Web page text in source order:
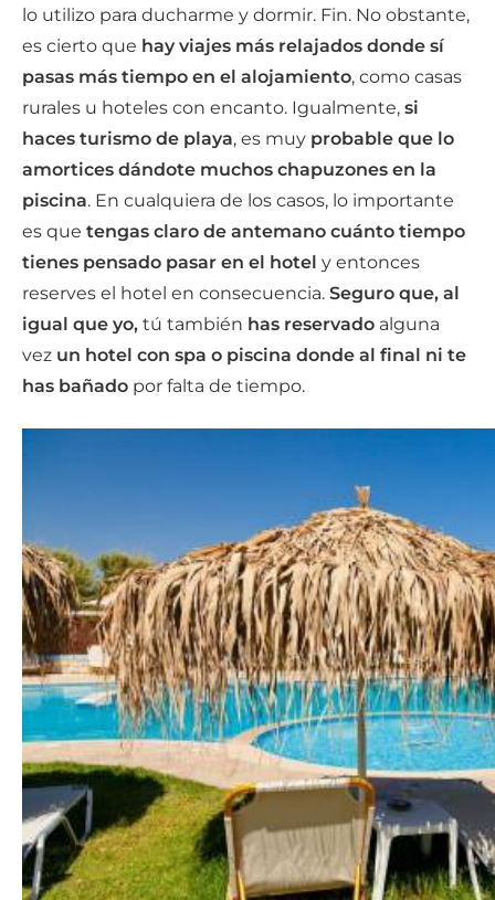
lo utilizo para ducharme y dormir. Fin. No obstante,
es cierto que hay viajes más relajados donde sí
pasas más tiempo en el alojamiento, como casas
rurales u hoteles con encanto. Igualmente, si
haces turismo de playa, es muy probable que lo
amortices dándote muchos chapuzones en la
piscina. En cualquiera de los casos, lo importante
es que tengas claro de antemano cuánto tiempo
tienes pensado pasar en el hotel y entonces
reserves el hotel en consecuencia. Seguro que, al
igual que yo, tú también has reservado alguna
vez un hotel con spa o piscina donde al final ni te
has bañado por falta de tiempo.